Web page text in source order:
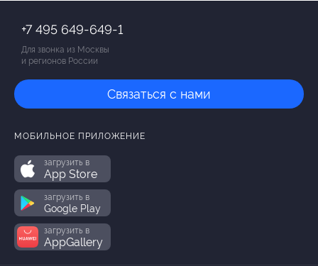
+7 495 649-649-1
Для звонка из Москвы
и регионов России
Связаться с нами
МОБИЛЬНОЕ ПРИЛОЖЕНИЕ
загрузить в
App Store
загрузить в
Google Play
загрузить в
AppGallery